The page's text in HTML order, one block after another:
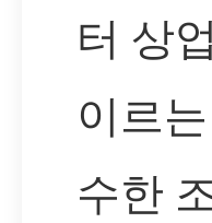
터 상
이르
수한